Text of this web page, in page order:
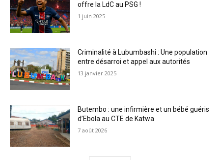
offre la LdC au PSG !
1 juin 2025
Criminalité à Lubumbashi : Une population
entre désarroi et appel aux autorités
13 janvier 2025
Butembo : une infirmière et un bébé guéris
d’Ebola au CTE de Katwa
7 août 2026